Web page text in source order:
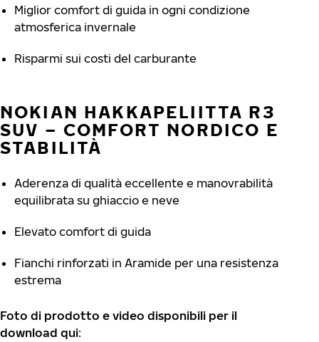
Miglior comfort di guida in ogni condizione
atmosferica invernale
Risparmi sui costi del carburante
NOKIAN HAKKAPELIITTA R3
SUV – COMFORT NORDICO E
STABILITÀ
Aderenza di qualità eccellente e manovrabilità
equilibrata su ghiaccio e neve
Elevato comfort di guida
Fianchi rinforzati in Aramide per una resistenza
estrema
Foto di prodotto e video disponibili per il
download qui: